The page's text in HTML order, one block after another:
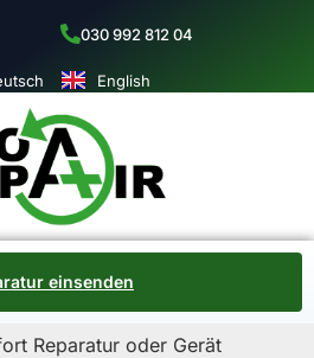
030 992 812 04
English
einsenden
Reparatur oder Gerät